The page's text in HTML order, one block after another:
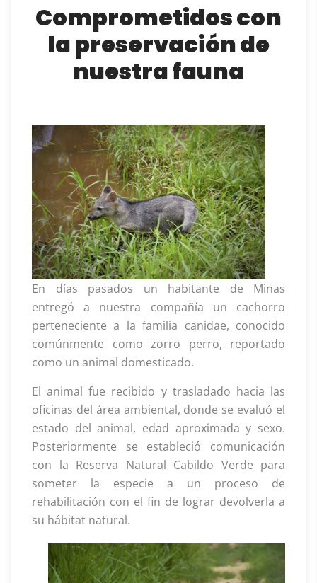
Comprometidos con
la preservación de
nuestra fauna
En días pasados un habitante de Minas
entregó a nuestra compañía un cachorro
perteneciente a la familia canidae, conocido
comúnmente como zorro perro, reportado
como un animal domesticado.
El animal fue recibido y trasladado hacia las
oficinas del área ambiental, donde se evaluó el
estado del animal, edad aproximada y sexo.
Posteriormente se estableció comunicación
con la Reserva Natural Cabildo Verde para
someter la especie a un proceso de
rehabilitación con el fin de lograr devolverla a
su hábitat natural.